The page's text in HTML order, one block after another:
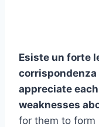
Esiste un forte
corrispondenza
appreciate
weaknesses
for them to form